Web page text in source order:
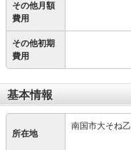
その他月額
費用
その他初期
費用
基本情報
所在地
南国市大そね乙